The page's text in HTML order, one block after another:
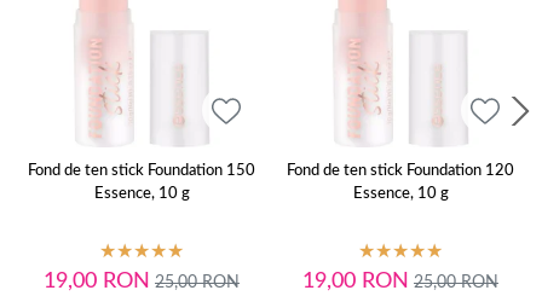
Fond de ten stick Foundation 150
Essence, 10 g
19,00 RON 25,00RON
Fond de ten stick Foundation 120
Essence, 10 g
19,00 RON 25,00RON